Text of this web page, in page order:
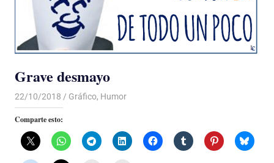
Grave desmayo
22/10/2018 De todo un Poco
Gráfico, Humor
Comparte esto: